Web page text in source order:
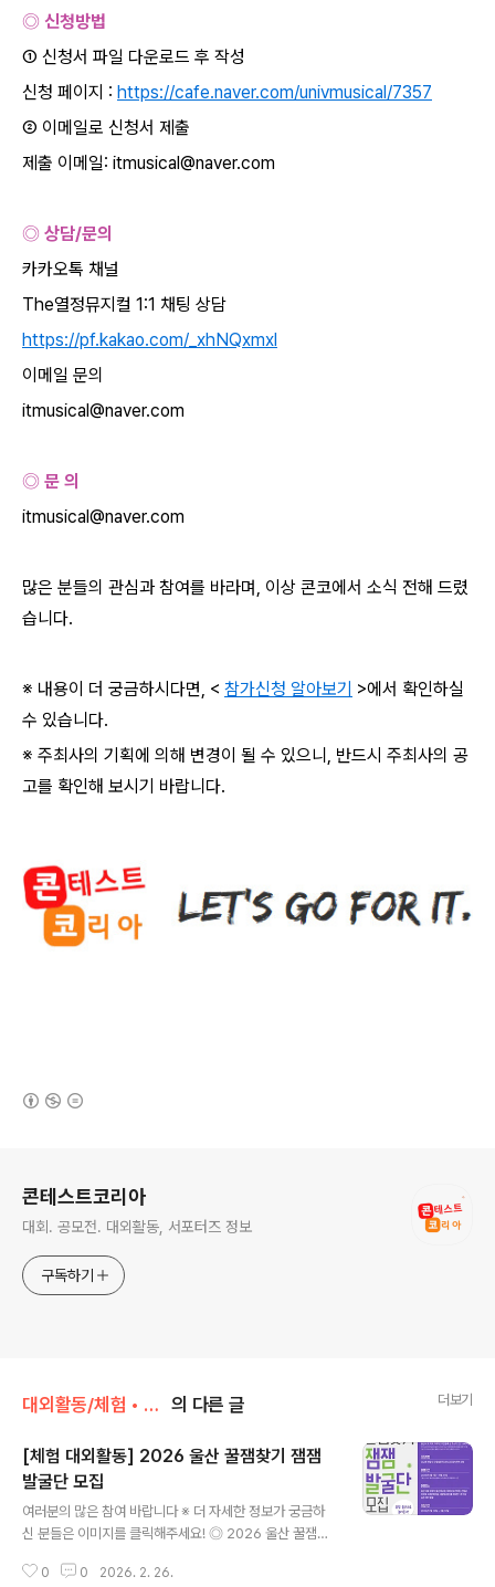
◎ 신청방법
① 신청서 파일 다운로드 후 작성
신청 페이지 : https://cafe.naver.com/univmusical/7357
② 이메일로 신청서 제출
제출 이메일: itmusical@naver.com
◎ 상담/문의
카카오톡 채널
The열정뮤지컬 1:1 채팅 상담
https://pf.kakao.com/_xhNQxmxl
이메일 문의
itmusical@naver.com
◎ 문 의
itmusical@naver.com
많은 분들의 관심과 참여를 바라며, 이상 콘코에서 소식 전해 드렸
습니다.
※ 내용이 더 궁금하시다면, < 참가신청 알아보기 >에서 확인하실
수 있습니다.
※ 주최사의 기획에 의해 변경이 될 수 있으니, 반드시 주최사의 공
고를 확인해 보시기 바랍니다.
콘테스트코리아
대회. 공모전. 대외활동, 서포터즈 정보
구독하기
대외활동/체험 • 탐방 • 봉사 • 동아리 의 다른 글 더보기
[체험 대외활동] 2026 울산 꿀잼찾기 잼잼
발굴단 모집
여러분의 많은 참여 바랍니다 ※ 더 자세한 정보가 궁금하
신 분들은 이미지를 클릭해주세요! ◎ 2026 울산 꿀잼찾
니다! ◎ 신청 기간2026. 2. 10.(화) ~ 3. 10.(화) ◎ 여행
0 0 2026. 2. 26.